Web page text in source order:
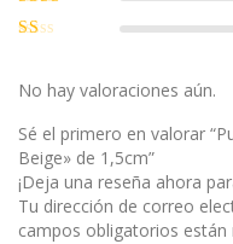
con3de
5
Valorado
con2
1
No hay valoraciones aún.
Sé el primero en valorar
Beige» de 1,5cm”
¡Deja una reseña ahora
Tu dirección de correo
campos obligatorios están